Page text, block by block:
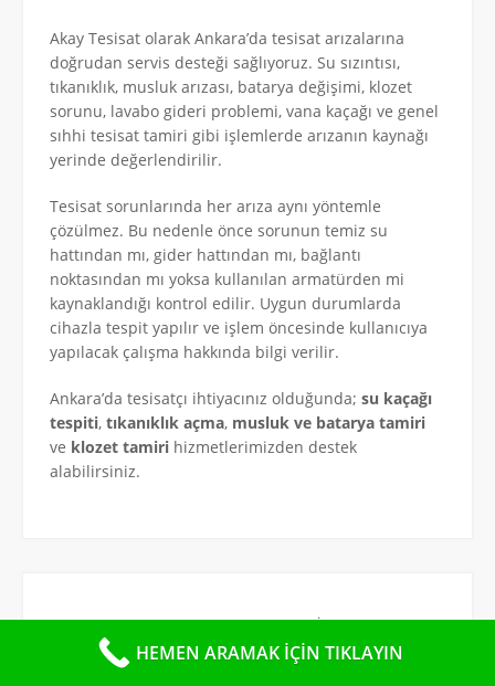
Akay Tesisat olarak Ankara’da tesisat arızalarına
doğrudan servis desteği sağlıyoruz. Su sızıntısı,
tıkanıklık, musluk arızası, batarya değişimi, klozet
sorunu, lavabo gideri problemi, vana kaçağı ve genel
sıhhi tesisat tamiri gibi işlemlerde arızanın kaynağı
yerinde değerlendirilir.
Tesisat sorunlarında her arıza aynı yöntemle
çözülmez. Bu nedenle önce sorunun temiz su
hattından mı, gider hattından mı, bağlantı
noktasından mı yoksa kullanılan armatürden mi
kaynaklandığı kontrol edilir. Uygun durumlarda
cihazla tespit yapılır ve işlem öncesinde kullanıcıya
yapılacak çalışma hakkında bilgi verilir.
Ankara’da tesisatçı ihtiyacınız olduğunda; su kaçağı
tespiti, tıkanıklık açma, musluk ve batarya tamiri
ve klozet tamiri hizmetlerimizden destek
alabilirsiniz.
HEMEN ARAMAK İÇİN TIKLAYIN